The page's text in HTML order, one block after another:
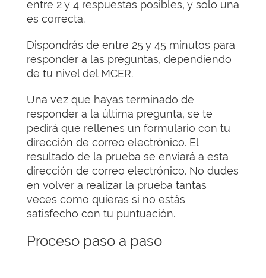
entre 2 y 4 respuestas posibles, y solo una
es correcta.
Dispondrás de entre 25 y 45 minutos para
responder a las preguntas, dependiendo
de tu nivel del MCER.
Una vez que hayas terminado de
responder a la última pregunta, se te
pedirá que rellenes un formulario con tu
dirección de correo electrónico. El
resultado de la prueba se enviará a esta
dirección de correo electrónico. No dudes
en volver a realizar la prueba tantas
veces como quieras si no estás
satisfecho con tu puntuación.
Proceso paso a paso